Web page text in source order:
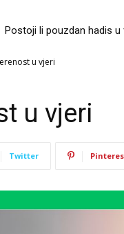
Postoji li pouzdan hadis
u vjeri
u vjeri
Twitter